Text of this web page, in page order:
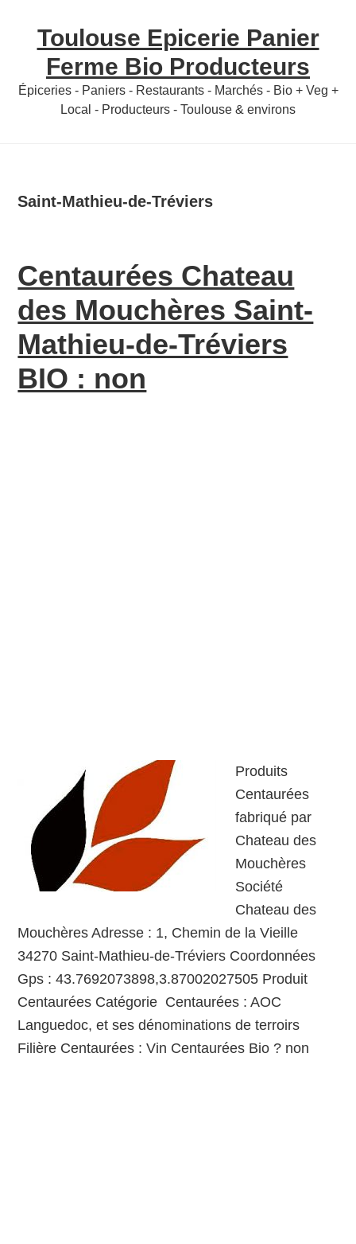
sidebar
Toulouse Epicerie Panier
Ferme Bio Producteurs
Épiceries - Paniers - Restaurants - Marchés - Bio + Veg +
Local - Producteurs - Toulouse & environs
Saint-Mathieu-de-Tréviers
Centaurées Chateau
des Mouchères Saint-
Mathieu-de-Tréviers
BIO : non
Produits
Centaurées
fabriqué par
Chateau des
Mouchères
Société
Chateau des
Mouchères Adresse : 1, Chemin de la Vieille
34270 Saint-Mathieu-de-Tréviers Coordonnées
Gps : 43.7692073898,3.87002027505 Produit
Centaurées Catégorie Centaurées : AOC
Languedoc, et ses dénominations de terroirs
Filière Centaurées : Vin Centaurées Bio ? non